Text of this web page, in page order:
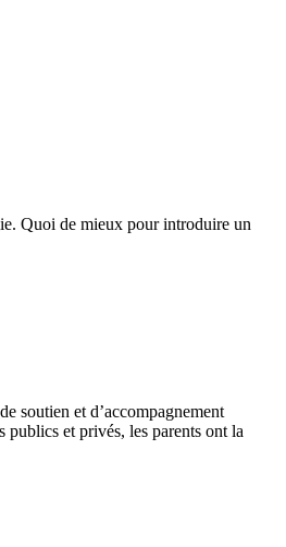
Quoi de mieux pour introduire un
soutien et d’accompagnement
publics et privés, les parents ont la